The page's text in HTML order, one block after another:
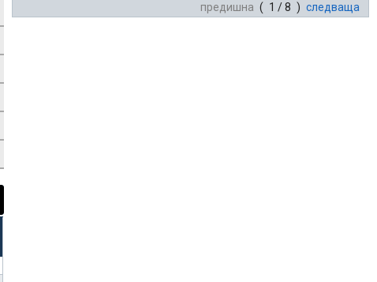
предишна ( 1 / 8 ) следваща